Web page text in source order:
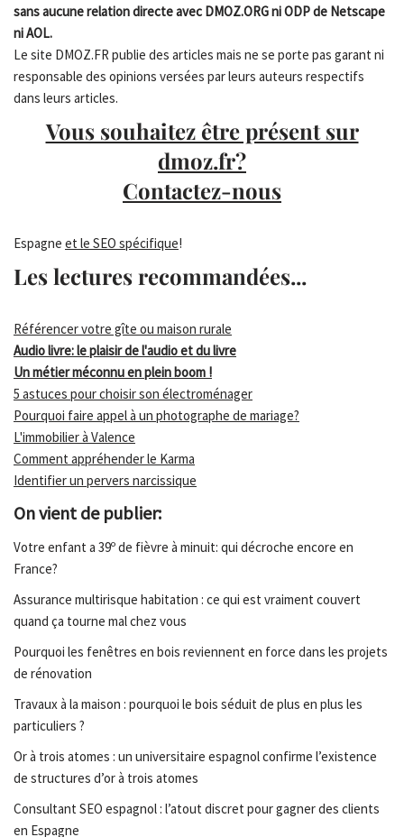
sans aucune relation directe avec DMOZ.ORG ni ODP de Netscape
ni AOL.
Le site DMOZ.FR publie des articles mais ne se porte pas garant ni
responsable des opinions versées par leurs auteurs respectifs
dans leurs articles.
Vous souhaitez être présent sur
dmoz.fr?
Contactez-nous
Espagne et le SEO spécifique!
Les lectures recommandées...
Référencer votre gîte ou maison rurale
Audio livre: le plaisir de l'audio et du livre
Un métier méconnu en plein boom !
5 astuces pour choisir son électroménager
Pourquoi faire appel à un photographe de mariage?
L'immobilier à Valence
Comment appréhender le Karma
Identifier un pervers narcissique
On vient de publier:
Votre enfant a 39º de fièvre à minuit: qui décroche encore en
France?
Assurance multirisque habitation : ce qui est vraiment couvert
quand ça tourne mal chez vous
Pourquoi les fenêtres en bois reviennent en force dans les projets
de rénovation
Travaux à la maison : pourquoi le bois séduit de plus en plus les
particuliers ?
Or à trois atomes : un universitaire espagnol confirme l’existence
de structures d’or à trois atomes
Consultant SEO espagnol : l’atout discret pour gagner des clients
en Espagne